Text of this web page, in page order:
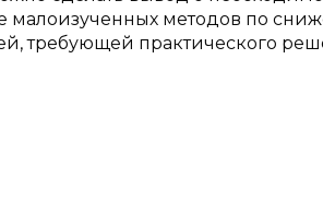
малоизученных методов по
требующей практического